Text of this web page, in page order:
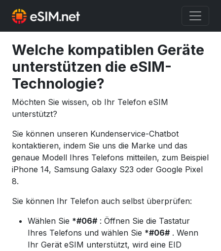
Welche kompatiblen Geräte
unterstützen die eSIM-
Technologie?
Möchten Sie wissen, ob Ihr Telefon eSIM
unterstützt?
Sie können unseren Kundenservice-Chatbot
kontaktieren, indem Sie uns die Marke und das
genaue Modell Ihres Telefons mitteilen, zum Beispiel
iPhone 14, Samsung Galaxy S23 oder Google Pixel
8.
Sie können Ihr Telefon auch selbst überprüfen:
Wählen Sie *#06#: Öffnen Sie die Tastatur
Ihres Telefons und wählen Sie *#06#. Wenn
Ihr Gerät eSIM unterstützt, wird eine EID